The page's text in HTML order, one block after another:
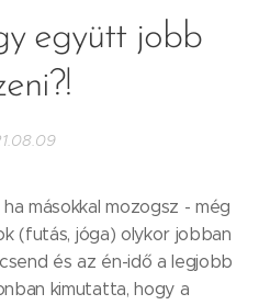
együtt jobb
másokkal mozogsz - még
(futás, jóga) olykor jobban
és az én-idő a legjobb
kimutatta, hogy a